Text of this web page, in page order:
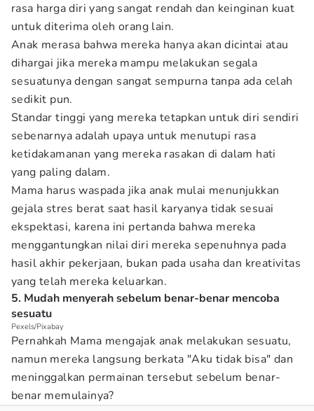
rasa harga diri yang sangat rendah dan keinginan kuat
untuk diterima oleh orang lain.
Anak merasa bahwa mereka hanya akan dicintai atau
dihargai jika mereka mampu melakukan segala
sesuatunya dengan sangat sempurna tanpa ada celah
sedikit pun.
Standar tinggi yang mereka tetapkan untuk diri sendiri
sebenarnya adalah upaya untuk menutupi rasa
ketidakamanan yang mereka rasakan di dalam hati
yang paling dalam.
Mama harus waspada jika anak mulai menunjukkan
gejala stres berat saat hasil karyanya tidak sesuai
ekspektasi, karena ini pertanda bahwa mereka
menggantungkan nilai diri mereka sepenuhnya pada
hasil akhir pekerjaan, bukan pada usaha dan kreativitas
yang telah mereka keluarkan.
5. Mudah menyerah sebelum benar-benar mencoba
sesuatu
Pexels/Pixabay
Pernahkah Mama mengajak anak melakukan sesuatu,
namun mereka langsung berkata "Aku tidak bisa" dan
meninggalkan permainan tersebut sebelum benar-
benar memulainya?